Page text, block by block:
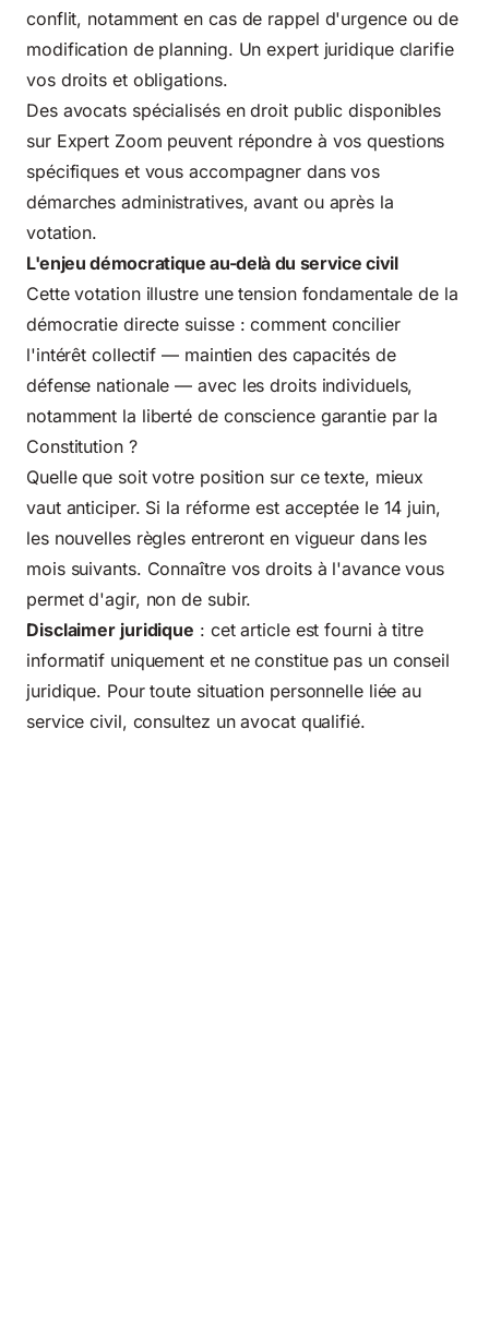
conflit, notamment en cas de rappel d'urgence ou de
modification de planning. Un expert juridique clarifie
vos droits et obligations.
Des avocats spécialisés en droit public disponibles
sur Expert Zoom peuvent répondre à vos questions
spécifiques et vous accompagner dans vos
démarches administratives, avant ou après la
votation.
L'enjeu démocratique au-delà du service civil
Cette votation illustre une tension fondamentale de la
démocratie directe suisse : comment concilier
l'intérêt collectif — maintien des capacités de
défense nationale — avec les droits individuels,
notamment la liberté de conscience garantie par la
Constitution ?
Quelle que soit votre position sur ce texte, mieux
vaut anticiper. Si la réforme est acceptée le 14 juin,
les nouvelles règles entreront en vigueur dans les
mois suivants. Connaître vos droits à l'avance vous
permet d'agir, non de subir.
Disclaimer juridique : cet article est fourni à titre
informatif uniquement et ne constitue pas un conseil
juridique. Pour toute situation personnelle liée au
service civil, consultez un avocat qualifié.